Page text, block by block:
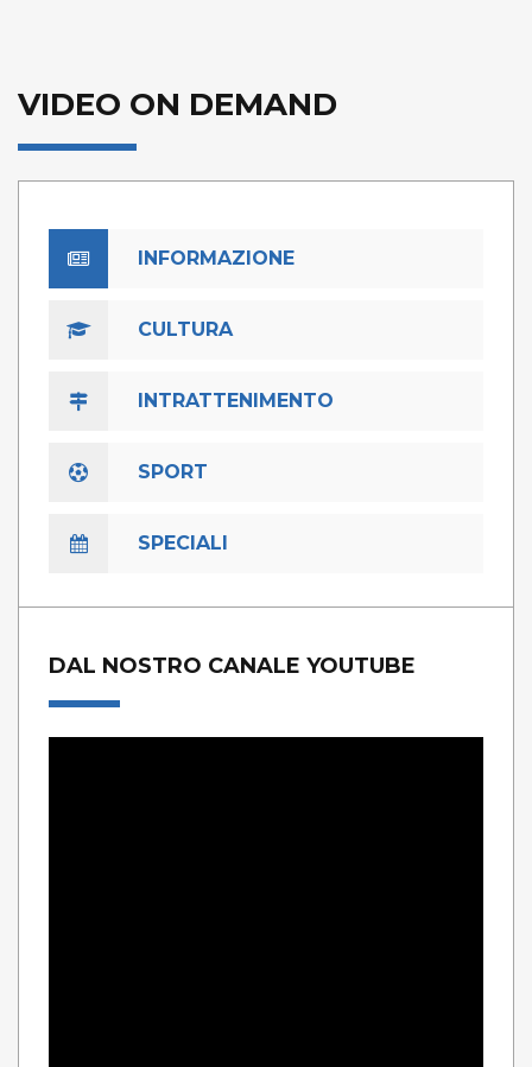
VIDEO ON DEMAND
INFORMAZIONE
CULTURA
INTRATTENIMENTO
SPORT
SPECIALI
DAL NOSTRO CANALE YOUTUBE